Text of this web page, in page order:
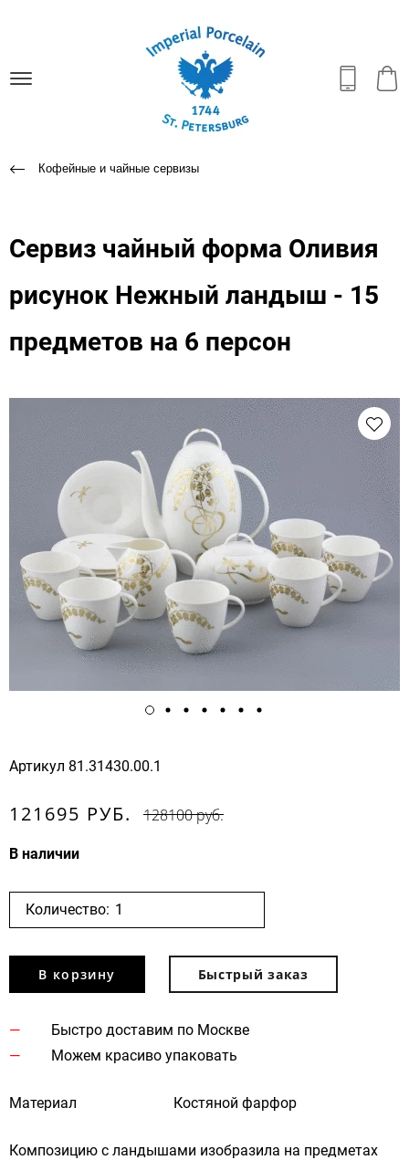
Кофейные и чайные сервизы
Сервиз чайный форма Оливия
рисунок Нежный ландыш - 15
предметов на 6 персон
Артикул 81.31430.00.1
121695 РУБ. 128100 руб.
В наличии
Количество:
В корзину Быстрый заказ
Быстро доставим по Москве
Можем красиво упаковать
Материал Костяной фарфор
Композицию с ландышами изобразила на предметах